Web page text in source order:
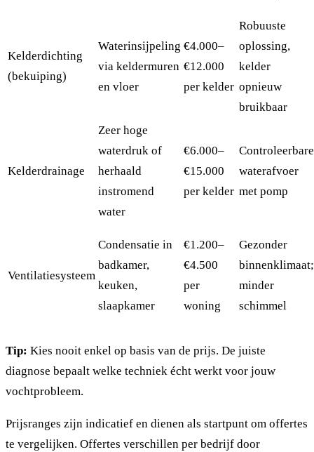
Kelderdichting
(bekuiping)
Waterinsijpeling
via keldermuren
en vloer
€4.000–
€12.000
per kelder
Robuuste
oplossing,
kelder
opnieuw
bruikbaar
Kelderdrainage
Zeer hoge
waterdruk of
herhaald
instromend
water
€6.000–
€15.000
per kelder
Controleerbare
waterafvoer
met pomp
Ventilatiesysteem
Condensatie in
badkamer,
keuken,
slaapkamer
€1.200–
€4.500
per
woning
Gezonder
binnenklimaat;
minder
schimmel
Tip: Kies nooit enkel op basis van de prijs. De juiste
diagnose bepaalt welke techniek écht werkt voor jouw
vochtprobleem.
Prijsranges zijn indicatief en dienen als startpunt om offertes
te vergelijken. Offertes verschillen per bedrijf door